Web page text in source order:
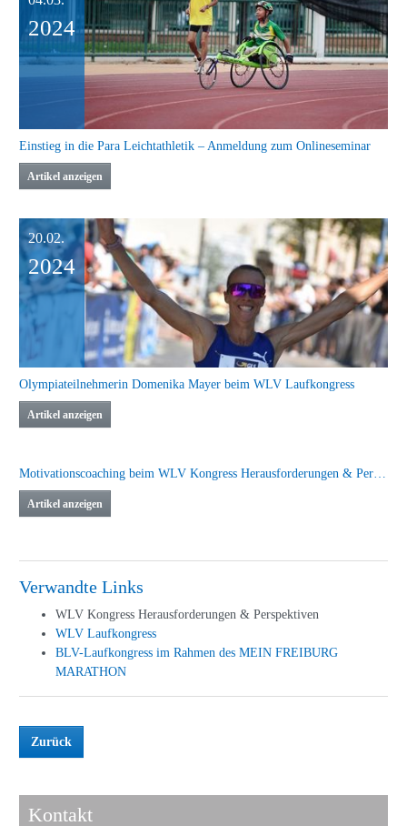
2024
Einstieg in die Para Leichtathletik – Anmeldung zum Onlineseminar
Artikel anzeigen
20.02.
2024
Olympiateilnehmerin Domenika Mayer beim WLV Laufkongress
Artikel anzeigen
Motivationscoaching beim WLV Kongress Herausforderungen & Perspektiven
Artikel anzeigen
Verwandte Links
WLV Kongress Herausforderungen & Perspektiven
WLV Laufkongress
BLV-Laufkongress im Rahmen des MEIN FREIBURG
MARATHON
Zurück
Kontakt